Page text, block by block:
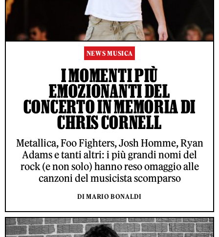
NEWS MUSICA
I MOMENTI PIÙ
EMOZIONANTI DEL
CONCERTO IN MEMORIA DI
CHRIS CORNELL
Metallica, Foo Fighters, Josh Homme, Ryan
Adams e tanti altri: i più grandi nomi del
rock (e non solo) hanno reso omaggio alle
canzoni del musicista scomparso
DI MARIO BONALDI